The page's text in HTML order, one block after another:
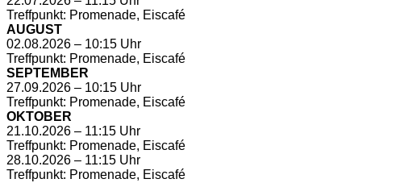
Treffpunkt: Promenade, Eiscafé
AUGUST
02.08.2026 – 10:15 Uhr
Treffpunkt: Promenade, Eiscafé
SEPTEMBER
27.09.2026 – 10:15 Uhr
Treffpunkt: Promenade, Eiscafé
OKTOBER
21.10.2026 – 11:15 Uhr
Treffpunkt: Promenade, Eiscafé
28.10.2026 – 11:15 Uhr
Treffpunkt: Promenade, Eiscafé